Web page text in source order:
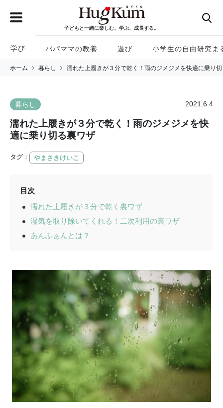
子どもと一緒に楽しむ、学ぶ、成長する。
学び パパママの教養 遊び 小学生の自由研究ま
ホーム 暮らし 濡れた上履きが３分で乾く！雨のジメジメを快適に乗り
暮らし 2021.6.4
濡れた上履きが３分で乾く！雨のジメジメを快
適に乗り切る裏ワザ
タグ： やまさきけいこ
目次
濡れた上履きが３分で乾く裏ワザ
湿気を取り除いてくれる！二次利用の裏ワザ
あんふぁんとは？